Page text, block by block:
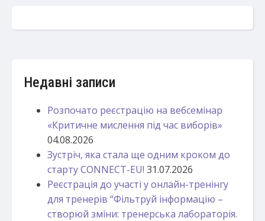
Недавні записи
Розпочато реєстрацію на вебсемінар
«Критичне мислення під час виборів»
04.08.2026
Зустріч, яка стала ще одним кроком до
старту CONNECT-EU! 31.07.2026
Реєстрація до участі у онлайн-тренінгу
для тренерів “Фільтруй інформацію –
створюй зміни: тренерська лабораторія.